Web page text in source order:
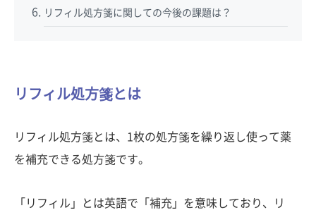
リフィル処方箋に関しての今後の課題は？
リフィル処方箋とは
リフィル処方箋とは、1枚の処方箋を繰り返し使って薬
を補充できる処方箋です。
「リフィル」とは英語で「補充」を意味しており、リ